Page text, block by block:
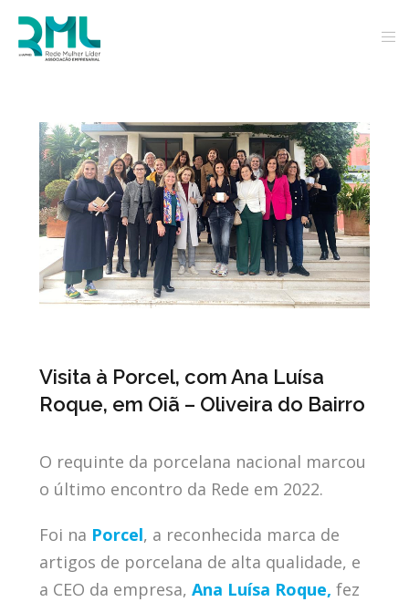
Visita à Porcel, com Ana Luísa
Roque, em Oiã – Oliveira do Bairro
O requinte da porcelana nacional marcou
o último encontro da Rede em 2022.
Foi na Porcel, a reconhecida marca de
artigos de porcelana de alta qualidade, e
a CEO da empresa, Ana Luísa Roque, fez